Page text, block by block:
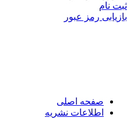
ثبت نام
بازیابی رمز عبور
صفحه اصلی
اطلاعات نشریه